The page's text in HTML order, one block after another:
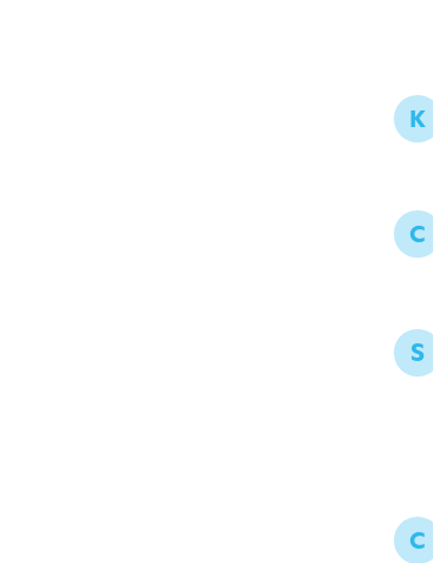
K
C
S
C